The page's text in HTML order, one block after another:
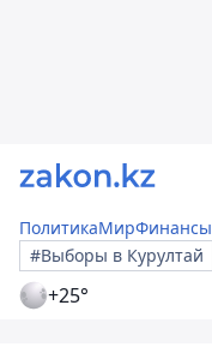
ПолитикаМирФинансы
#Выборы в Курултай
+25°